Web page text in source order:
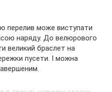
перелив може виступати
наряду. До велюрового
великий браслет на
пусети. І можна